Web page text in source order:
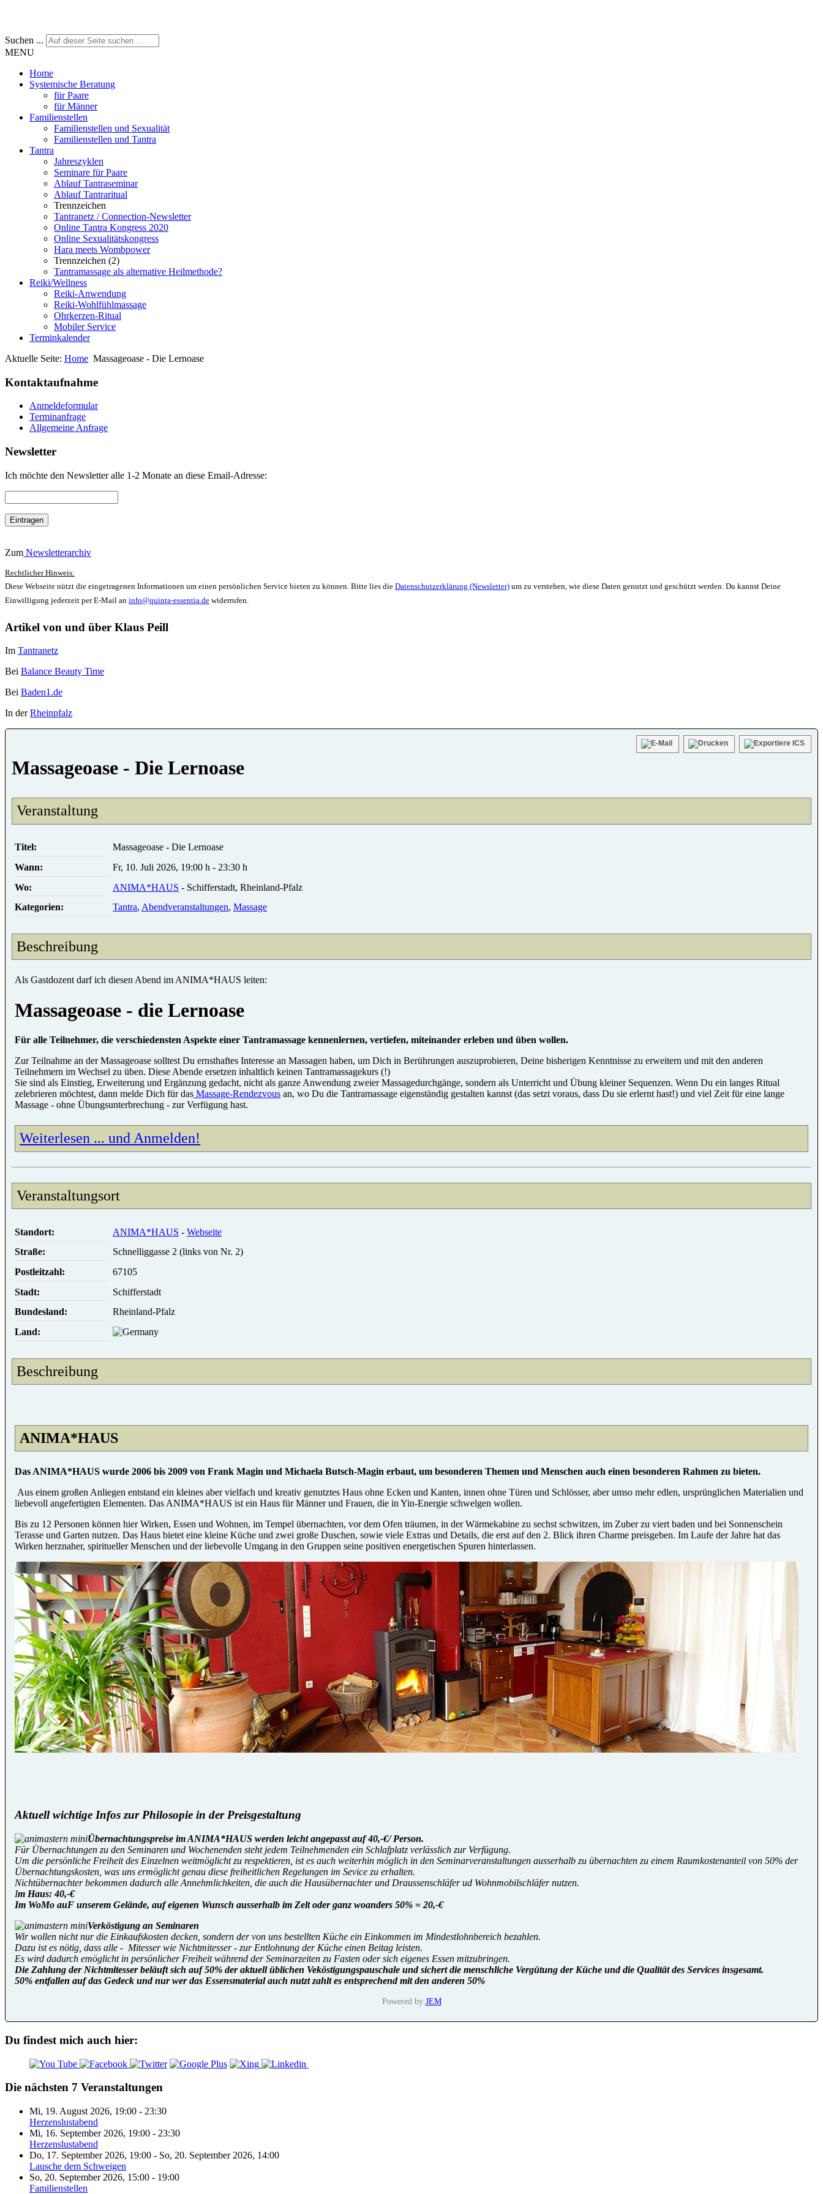
Suchen ...
MENU
Home
Systemische Beratung
für Paare
für Männer
Familienstellen
Familienstellen und Sexualität
Familienstellen und Tantra
Tantra
Jahreszyklen
Seminare für Paare
Ablauf Tantraseminar
Ablauf Tantraritual
Trennzeichen
Tantranetz / Connection-Newsletter
Online Tantra Kongress 2020
Online Sexualitätskongress
Hara meets Wombpower
Trennzeichen (2)
Tantramassage als alternative Heilmethode?
Reiki/Wellness
Reiki-Anwendung
Reiki-Wohlfühlmassage
Ohrkerzen-Ritual
Mobiler Service
Terminkalender
Aktuelle Seite: Home Massageoase - Die Lernoase
Kontaktaufnahme
Anmeldeformular
Terminanfrage
Allgemeine Anfrage
Newsletter
Ich möchte den Newsletter alle 1-2 Monate an diese Email-Adresse:
Zum Newsletterarchiv
Rechtlicher Hinweis:
Diese Webseite nützt die eingetragenen Informationen um einen persönlichen Service bieten zu können. Bitte lies die Datenschutzerklärung (Newsletter) um zu verstehen, wie diese Daten genutzt und geschützt werden. Du kannst Deine
Einwilligung jederzeit per E-Mail an info@quinta-essentia.de widerrufen.
Artikel von und über Klaus Peill
Im Tantranetz
Bei Balance Beauty Time
Bei Baden1.de
In derRheinpfalz
Massageoase - Die Lernoase
Veranstaltung
Titel:
Massageoase - Die Lernoase
Wann:
Fr, 10. Juli 2026, 19:00 h - 23:30 h
Wo:
ANIMA*HAUS - Schifferstadt, Rheinland-Pfalz
Kategorien:
Tantra, Abendveranstaltungen, Massage
Beschreibung
Als Gastdozent darf ich diesen Abend im ANIMA*HAUS leiten:
Massageoase - die Lernoase
Für alle Teilnehmer, die verschiedensten Aspekte einer Tantramassage kennenlernen, vertiefen, miteinander erleben und üben wollen.
Zur Teilnahme an der Massageoase solltest Du ernsthaftes Interesse an Massagen haben, um Dich in Berührungen auszuprobieren, Deine bisherigen Kenntnisse zu erweitern und mit den anderen
Teilnehmern im Wechsel zu üben. Diese Abende ersetzen inhaltlich keinen Tantramassagekurs (!)
Sie sind als Einstieg, Erweiterung und Ergänzung gedacht, nicht als ganze Anwendung zweier Massagedurchgänge, sondern als Unterricht und Übung kleiner Sequenzen. Wenn Du ein langes Ritual
zelebrieren möchtest, dann melde Dich für das Massage-Rendezvous an, wo Du die Tantramassage eigenständig gestalten kannst (das setzt voraus, dass Du sie erlernt hast!) und viel Zeit für eine lange
Massage - ohne Übungsunterbrechung - zur Verfügung hast.
Weiterlesen ... und Anmelden!
Veranstaltungsort
Standort: ANIMA*HAUS - Webseite
Straße:
Schnelliggasse 2 (links von Nr. 2)
Postleitzahl:
67105
Stadt:
Schifferstadt
Bundesland:
Rheinland-Pfalz
Land:
Beschreibung
ANIMA*HAUS
Das ANIMA*HAUS wurde 2006 bis 2009 von Frank Magin und Michaela Butsch-Magin erbaut, um besonderen Themen und Menschen auch einen besonderen Rahmen zu bieten.
Aus einem großen Anliegen entstand ein kleines aber vielfach und kreativ genutztes Haus ohne Ecken und Kanten, innen ohne Türen und Schlösser, aber umso mehr edlen, ursprünglichen Materialien und
liebevoll angefertigten Elementen. Das ANIMA*HAUS ist ein Haus für Männer und Frauen, die in Yin-Energie schwelgen wollen.
Bis zu 12 Personen können hier Wirken, Essen und Wohnen, im Tempel übernachten, vor dem Ofen träumen, in der Wärmekabine zu sechst schwitzen, im Zuber zu viert baden und bei Sonnenschein
Terasse und Garten nutzen. Das Haus bietet eine kleine Küche und zwei große Duschen, sowie viele Extras und Details, die erst auf den 2. Blick ihren Charme preisgeben. Im Laufe der Jahre hat das
Wirken herznaher, spiritueller Menschen und der liebevolle Umgang in den Gruppen seine positiven energetischen Spuren hinterlassen.
Aktuell wichtige Infos zur Philosopie in der Preisgestaltung
Übernachtungspreise im ANIMA*HAUS werden leicht angepasst auf 40,-€/ Person.
Für Übernachtungen zu den Seminaren und Wochenenden steht jedem Teilnehmenden ein Schlafplatz verlässlich zur Verfügung.
Um die persönliche Freiheit des Einzelnen weitmöglicht zu respektieren, ist es auch weiterhin möglich in den Seminarveranstaltungen ausserhalb zu übernachten zu einem Raumkostenanteil von 50% der
Übernachtungskosten, was uns ermöglicht genau diese freiheitlichen Regelungen im Sevice zu erhalten.
Nichtübernachter bekommen dadurch alle Annehmlichkeiten, die auch die Hausübernachter und Draussenschläfer ud Wohnmobilschläfer nutzen.
Im Haus: 40,-€
Im WoMo auF unserem Gelände, auf eigenen Wunsch ausserhalb im Zelt oder ganz woanders 50% = 20,-€
Verköstigung an Seminaren
Wir wollen nicht nur die Einkaufskosten decken, sondern der von uns bestellten Küche ein Einkommen im Mindestlohnbereich bezahlen.
Dazu ist es nötig, dass alle - Mitesser wie Nichtmitesser - zur Entlohnung der Küche einen Beitag leisten.
Es wird dadurch emöglicht in persönlicher Freiheit während der Seminarzeiten zu Fasten oder sich eigenes Essen mitzubringen.
Die Zahlung der Nichtmitesser beläuft sich auf 50% der aktuell üblichen Veköstigungspauschale und sichert die menschliche Vergütung der Küche und die Qualität des Services insgesamt.
50% entfallen auf das Gedeck und nur wer das Essensmaterial auch nutzt zahlt es entsprechend mit den anderen 50%
Powered by JEM
Du findest mich auch hier:
Die nächsten 7 Veranstaltungen
Mi, 19. August 2026, 19:00 - 23:30
Herzenslustabend
Mi, 16. September 2026, 19:00 - 23:30
Herzenslustabend
Do, 17. September 2026, 19:00 - So, 20. September 2026, 14:00
Lausche dem Schweigen
So, 20. September 2026, 15:00 - 19:00
Familienstellen